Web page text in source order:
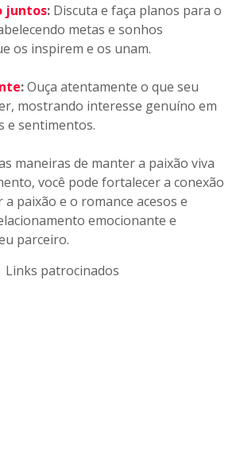
juntos: Discuta e faça planos para o
metas e sonhos
os inspirem e os unam.
:Ouça atentamente o que seu
mostrando interesse genuíno em
e sentimentos.
maneiras de manter a paixão viva
você pode fortalecer a conexão
paixão e o romance acesos e
emocionante e
parceiro.
Links patrocinados